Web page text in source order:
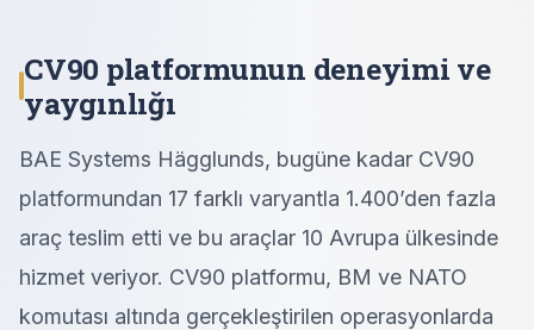
CV90 platformunun deneyimi ve
yaygınlığı
BAE Systems Hägglunds, bugüne kadar CV90
platformundan 17 farklı varyantla 1.400’den fazla
araç teslim etti ve bu araçlar 10 Avrupa ülkesinde
hizmet veriyor. CV90 platformu, BM ve NATO
komutası altında gerçekleştirilen operasyonlarda